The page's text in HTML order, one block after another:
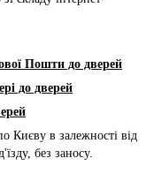
Пошти до дверей
до дверей
Києву в залежності від
без заносу.